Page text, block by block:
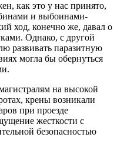
как это у нас принято,
и выбоинами-
ход, конечно же, давал о
Однако, с другой
развивать паразитную
могла бы обернуться
на высокой
крены возникали
при проезде
жесткости с
безопасностью